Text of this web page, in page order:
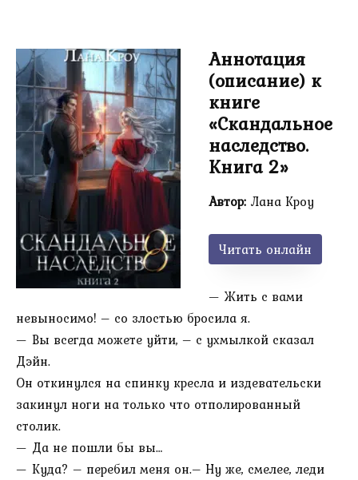
Аннотация
(описание) к
книге
«Скандальное
наследство.
Книга 2»
Автор:Лана Кроу
Читать онлайн
— Жить с вами
невыносимо! – со злостью бросила я.
— Вы всегда можете уйти, – с ухмылкой сказал
Дэйн.
Он откинулся на спинку кресла и издевательски
закинул ноги на только что отполированный
столик.
— Да не пошли бы вы…
— Куда? – перебил меня он.– Ну же, смелее, леди